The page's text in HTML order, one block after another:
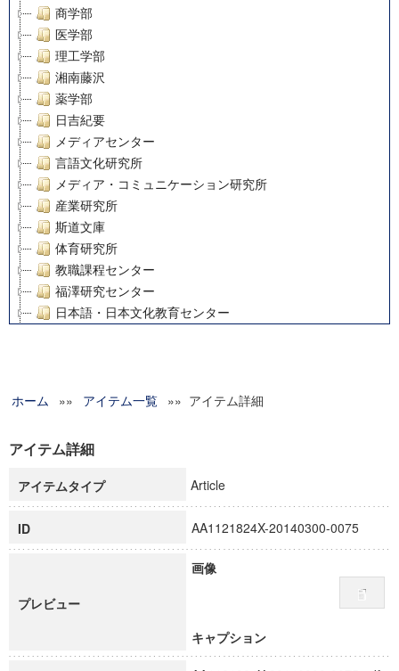
商学部
医学部
理工学部
湘南藤沢
薬学部
日吉紀要
メディアセンター
言語文化研究所
メディア・コミュニケーション研究所
産業研究所
斯道文庫
体育研究所
教職課程センター
福澤研究センター
日本語・日本文化教育センター
グローバルリサーチインスティテュート
科学研究費補助金研究成果報告書
慶應義塾大学グローバルCOEプログラム市民社会ガバナンス
慶應義塾大学グローバルCOEプログラム論理と感性の先端的
博士課程教育リーディングプログラム「超成熟社会発展のサ
学術雑誌掲載論文等(8)
ホーム »» アイテム一覧 »» アイテム詳細
アイテム詳細
アイテムタイプ Article
ID AA1121824X-20140300-0075
プレビュー
画像
キャプション